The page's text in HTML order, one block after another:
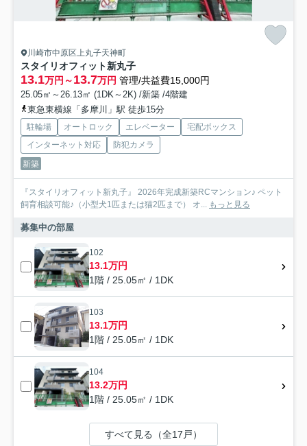
川崎市中原区上丸子天神町
スタイリオフィット新丸子
13.1万円～13.7万円 管理/共益費15,000円
25.05㎡～26.13㎡ (1DK～2K) /新築 /4階建
東急東横線「多摩川」駅 徒歩15分
駐輪場 オートロック エレベーター
宅配ボックス
インターネット対応
防犯カメラ
新築
『スタイリオフィット新丸子』 2026年完成新築RCマンション♪ ペット
飼育相談可能♪（小型犬1匹または猫2匹まで） オ... もっと見る
募集中の部屋
102
13.1万円
1階 / 25.05㎡ / 1DK
103
13.1万円
1階 / 25.05㎡ / 1DK
104
13.2万円
1階 / 25.05㎡ / 1DK
すべて見る（全17戸）